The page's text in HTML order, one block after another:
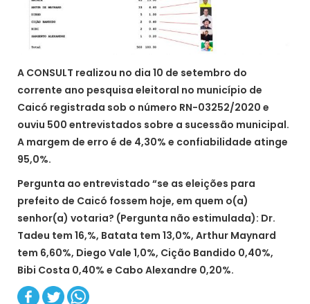
A CONSULT realizou no dia 10 de setembro do
corrente ano pesquisa eleitoral no município de
Caicó registrada sob o número RN-03252/2020 e
ouviu 500 entrevistados sobre a sucessão municipal.
A margem de erro é de 4,30% e confiabilidade atinge
95,0%.
Pergunta ao entrevistado “se as eleições para
prefeito de Caicó fossem hoje, em quem o(a)
senhor(a) votaria? (Pergunta não estimulada): Dr.
Tadeu tem 16,%, Batata tem 13,0%, Arthur Maynard
tem 6,60%, Diego Vale 1,0%, Cição Bandido 0,40%,
Bibi Costa 0,40% e Cabo Alexandre 0,20%.